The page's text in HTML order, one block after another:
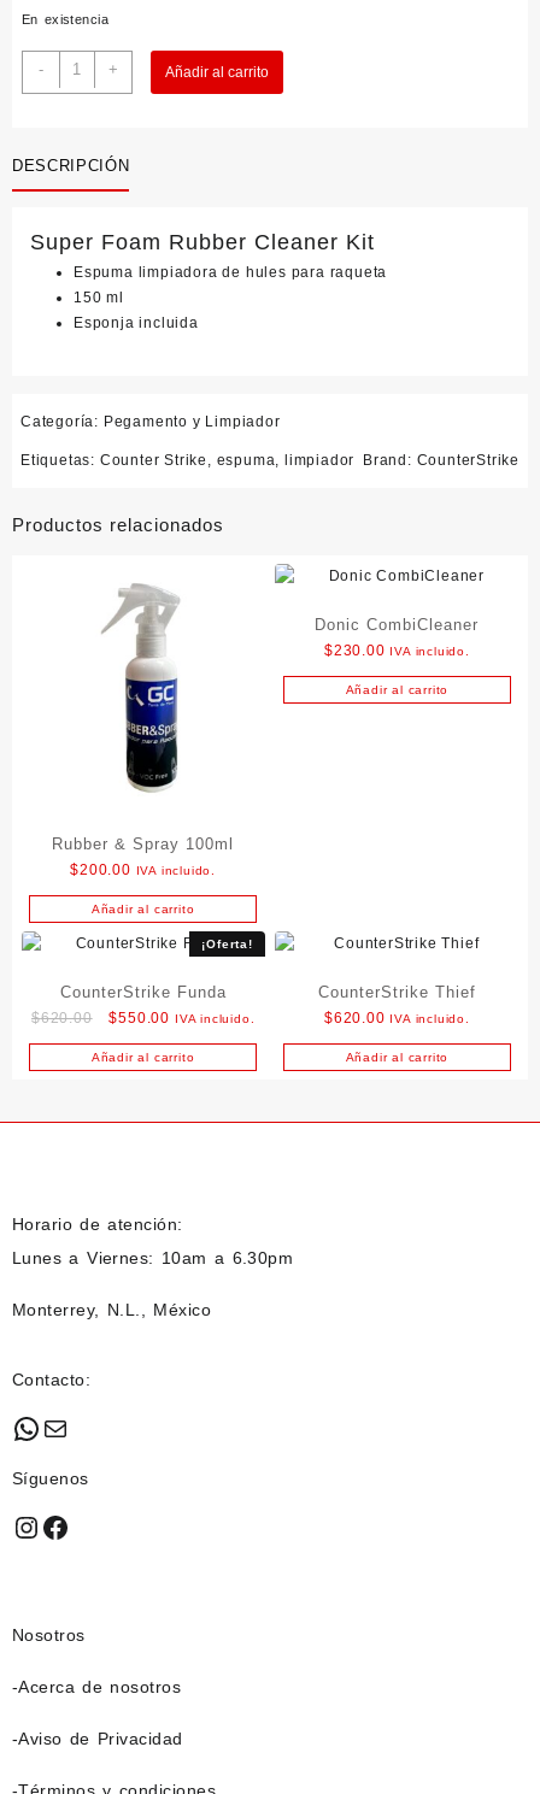
En existencia
-
CounterStrike
Cleaner
cantidad
+ Añadir al carrito
DESCRIPCIÓN
Super Foam Rubber Cleaner Kit
Espuma limpiadora de hules para raqueta
150 ml
Esponja incluida
Categoría: Pegamento y Limpiador
Etiquetas: Counter Strike , espuma, limpiador Brand: CounterStrike
Productos relacionados
Rubber & Spray 100ml
$200.00 IVA incluido.
Añadir al carrito
Donic CombiCleaner
$230.00 IVA incluido.
Añadir al carrito
¡Oferta!
CounterStrike Funda
$620.00
Original
price
was:
$550.00 Current
price
is:
IVA incluido.
Añadir al carrito
CounterStrike Thief
$620.00 IVA incluido.
Añadir al carrito
Horario de atención:
Lunes a Viernes: 10am a 6.30pm
Monterrey, N.L., México
Contacto:
WhatsApp
Mail
Síguenos
Instagram
Facebook
Nosotros
-Acerca de nosotros
-Aviso de Privacidad